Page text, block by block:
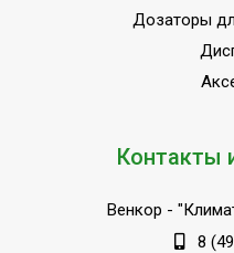
Дозаторы
Контакты
Венкор -
8